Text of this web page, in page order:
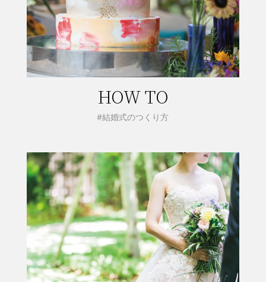
HOW TO
#結婚式のつくり方